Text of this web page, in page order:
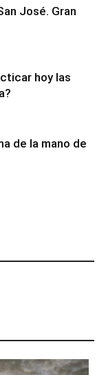
José. Gran
hoy las
de la mano de